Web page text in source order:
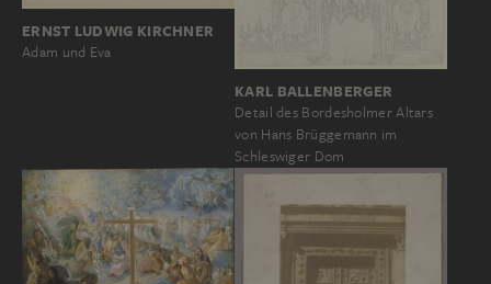
ERNST LUDWIG KIRCHNER
Adam und Eva
KARL BALLENBERGER
Detail des Bordesholmer Altars
von Hans Brüggemann im
Schleswiger Dom